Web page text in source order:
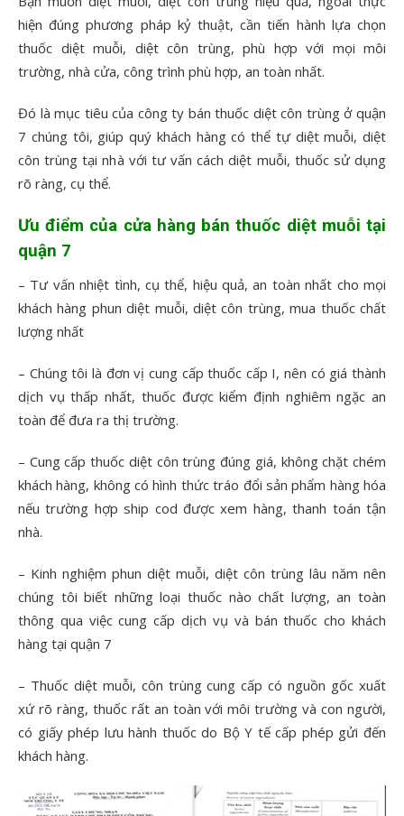
hiện đúng phương pháp kỷ thuật, cần tiến hành lựa chọn
thuốc diệt muỗi, diệt côn trùng, phù hợp với mọi môi
trường, nhà cửa, công trình phù hợp, an toàn nhất.
Đó là mục tiêu của công ty bán thuốc diệt côn trùng ở quận
7 chúng tôi, giúp quý khách hàng có thể tự diệt muỗi, diệt
côn trùng tại nhà với tư vấn cách diệt muỗi, thuốc sử dụng
rõ ràng, cụ thể.
Ưu điểm của cửa hàng bán thuốc diệt muỗi tại
quận 7
– Tư vấn nhiệt tình, cụ thể, hiệu quả, an toàn nhất cho mọi
khách hàng phun diệt muỗi, diệt côn trùng, mua thuốc chất
lượng nhất
– Chúng tôi là đơn vị cung cấp thuốc cấp I, nên có giá thành
dịch vụ thấp nhất, thuốc được kiểm định nghiêm ngặc an
toàn để đưa ra thị trường.
– Cung cấp thuốc diệt côn trùng đúng giá, không chặt chém
khách hàng, không có hình thức tráo đổi sản phẩm hàng hóa
nếu trường hợp ship cod được xem hàng, thanh toán tận
nhà.
– Kinh nghiệm phun diệt muỗi, diệt côn trùng lâu năm nên
chúng tôi biết những loại thuốc nào chất lượng, an toàn
thông qua việc cung cấp dịch vụ và bán thuốc cho khách
hàng tại quận 7
– Thuốc diệt muỗi, côn trùng cung cấp có nguồn gốc xuất
xứ rõ ràng, thuốc rất an toàn với môi trường và con người,
có giấy phép lưu hành thuốc do Bộ Y tế cấp phép gửi đến
khách hàng.